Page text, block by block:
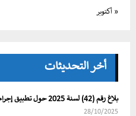
« أكتوبر
أخر التحديثات
بلاغ رقم (42) لسنة 2025 حول تطبيق إجراءات وآلية عمل وحدة الصادر الوطني
28/10/2025